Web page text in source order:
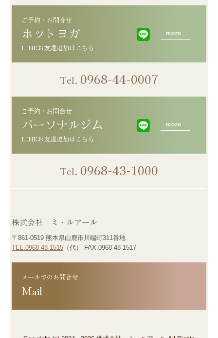
ご予約・お問合せ
LINEお友達追加はこちら
Tel. 0968-44-0007
ご予約・お問合せ
パーソナルジム
Tel. 0968-43-1000
株式会社 ミ・ルアール
〒861-0519 熊本県山鹿市川端町311番地
TEL.0968-48-1515 （代） FAX.0968-48-1517
メールでのお問合せ
Mail